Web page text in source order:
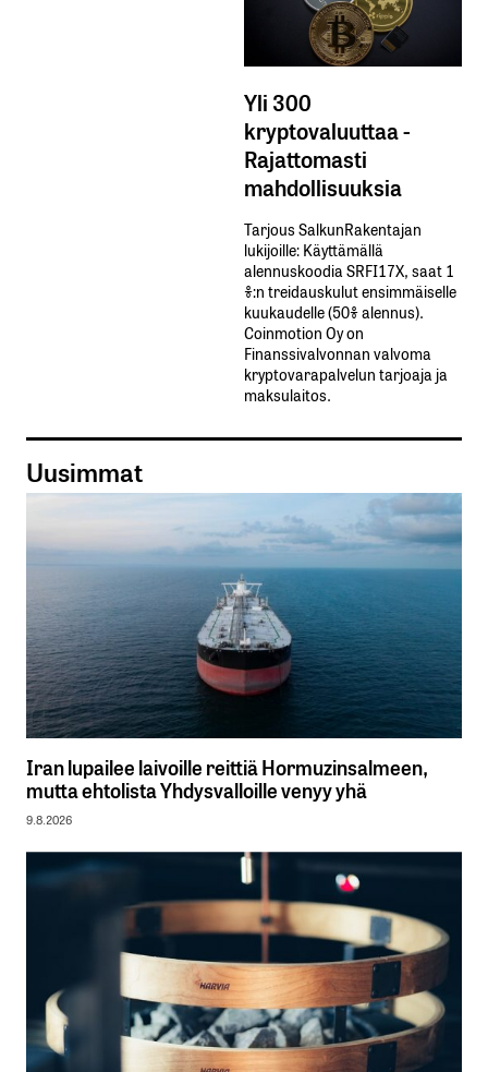
Yli 300
kryptovaluuttaa -
Rajattomasti
mahdollisuuksia
Tarjous SalkunRakentajan
lukijoille: Käyttämällä​ ​
alennuskoodia​ ​SRFI17X,​ ​saat​ ​1
%:n treidauskulut​ ​ensimmäiselle​ ​
kuukaudelle​ ​(50%​ ​alennus).
Coinmotion Oy on
Finanssivalvonnan valvoma
kryptovarapalvelun tarjoaja ja
maksulaitos.
Uusimmat
Iran lupailee laivoille reittiä Hormuzinsalmeen,
mutta ehtolista Yhdysvalloille venyy yhä
9.8.2026